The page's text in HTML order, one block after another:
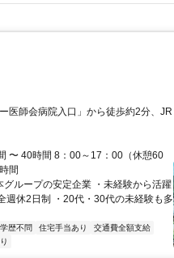
医師会病院入口」から徒歩約2分、JR
〜 40時間 8：00～17：00（休憩60
間
ループの安定企業 ・未経験から活躍
休2日制 ・20代・30代の未経験も多
学歴不問 住宅手当あり
交通費全額支給